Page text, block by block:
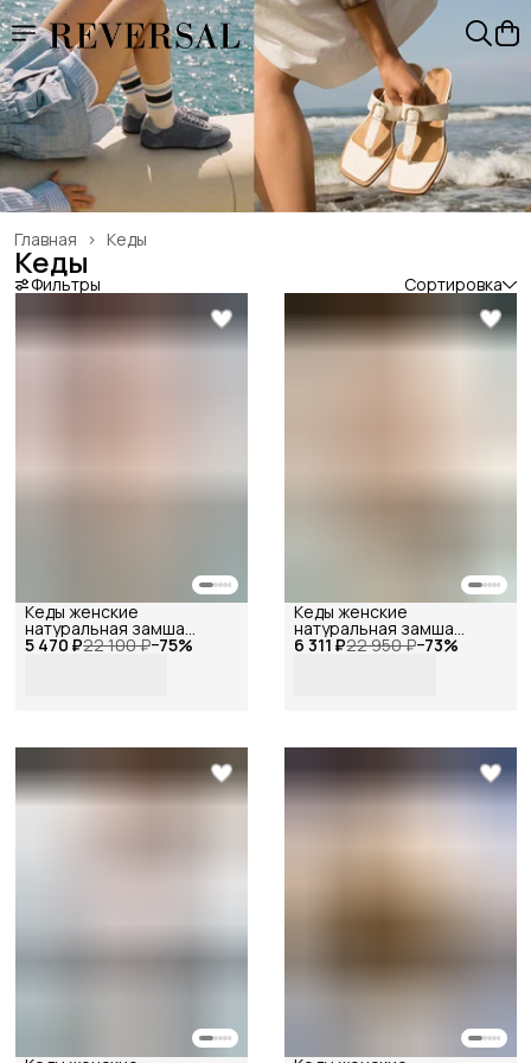
Кеды
Главная ›
Кеды
Фильтры Сортировка
5 470 ₽22 100 ₽−75%
Кеды женские
натуральная замша
ретро бежевые, Reversal, 6 311 ₽22 950 ₽−73%
Кеды женские
натуральная замша
ретро , Reversal,